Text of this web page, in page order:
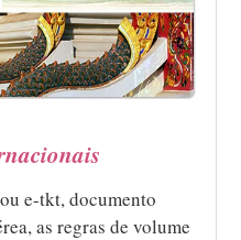
e-tkt, documento
as regras de volume